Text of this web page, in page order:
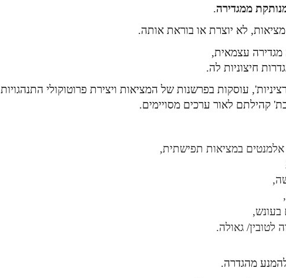
ממגדירה.
לא יוצרת או בוראת אותה.
עצמאית,
חיצוניות לה.
עוסקות בפרשנות של המציאות ויצירת פרוטוקולי התנהגויות
קהילתם לאור ערכים מסויימים.
אלמנטים במציאות תפישתית,
בעונש,
לטובין/ גאולה.
מהגדרה.